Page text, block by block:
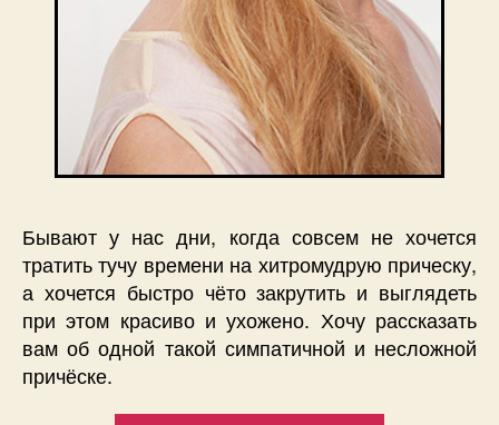
Бывают у нас дни, когда совсем не хочется
тратить тучу времени на хитромудрую прическу,
а хочется быстро чёто закрутить и выглядеть
при этом красиво и ухожено. Хочу рассказать
вам об одной такой симпатичной и несложной
причёске.